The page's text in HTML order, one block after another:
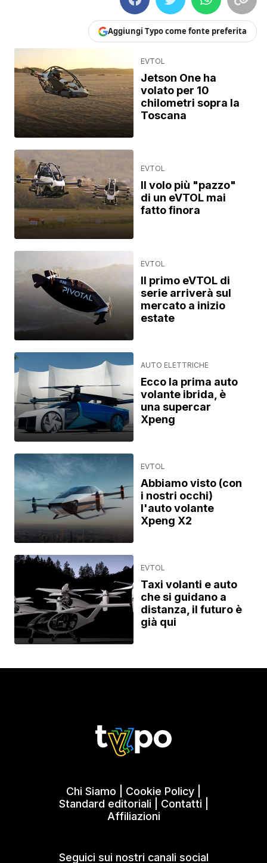
Aggiungi Typo come fonte preferita
EVTOL
Jetson One ha
volato per 10
chilometri sopra la
Toscana
EVTOL
Il volo più "pazzo"
di un eVTOL mai
fatto finora
EVTOL
Il primo eVTOL di
serie arriverà sul
mercato a inizio
estate
AUTO ELETTRICHE
Ecco la prima auto
volante ibrida, è
una supercar
Xpeng
EVTOL
Abbiamo visto (con
i nostri occhi)
l'auto volante
Xpeng X2
EVTOL
Taxi volanti e auto
che si guidano a
distanza, il futuro è
già qui
Chi Siamo Cookie Policy
Standard editoriali
Contatti
Affiliazioni
Seguici sui nostri canali social